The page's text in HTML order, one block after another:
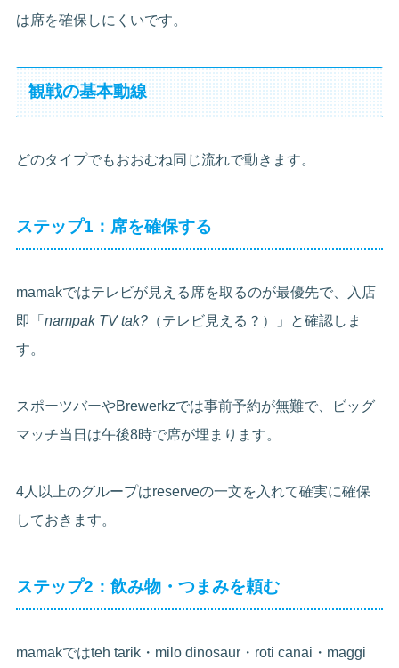
は席を確保しにくいです。
観戦の基本動線
どのタイプでもおおむね同じ流れで動きます。
ステップ1：席を確保する
mamakではテレビが見える席を取るのが最優先で、入店
即「nampak TV tak? （テレビ見える？）」と確認しま
す。
スポーツバーやBrewerkzでは事前予約が無難で、ビッグ
マッチ当日は午後8時で席が埋まります。
4人以上のグループはreserveの一文を入れて確実に確保
しておきます。
ステップ2：飲み物・つまみを頼む
mamakではteh tarik・milo dinosaur・roti canai・maggi